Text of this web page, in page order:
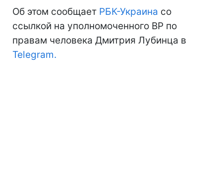
Об этом сообщает РБК-Украина со
ссылкой на уполномоченного ВР по
правам человека Дмитрия Лубинца в
Telegram.